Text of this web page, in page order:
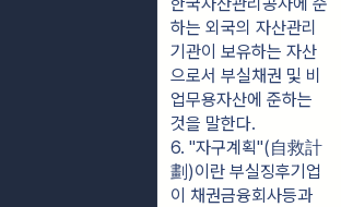
하는 외국의 자산관리
기관이 보유하는 자산
으로서 부실채권 및 비
업무용자산에 준하는
것을 말한다.
6. "자구계획"(自救計
劃)이란 부실징후기업
이 채권금융회사등과